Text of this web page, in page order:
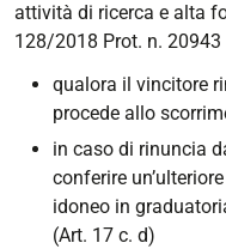
attività di ricerca e alta
128/2018 Prot. n.
qualora il vincitore
procede allo
in caso di rinuncia
conferire
idoneo in
(Art. 17 c. d)